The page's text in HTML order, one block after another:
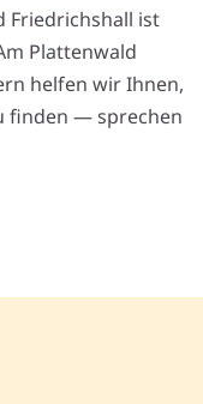
Friedrichshall ist
Plattenwald
helfen wir Ihnen,
finden — sprechen